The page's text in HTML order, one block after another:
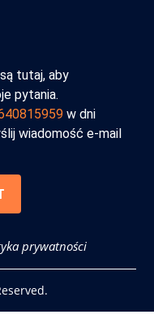
są tutaj, aby
pytania.
w dni
wiadomość e-mail
prywatności